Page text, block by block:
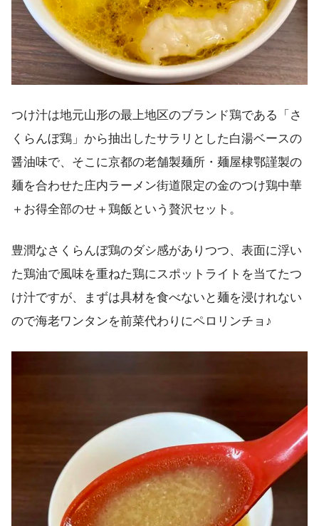
つけ汁は地元山形の最上地区のブランド鶏である「さ
くらんぼ鶏」から抽出したサラリとした白湯ベースの
醤油味で、そこに京都の老舗製麺所・麺屋棣鄂謹製の
麺を合わせた庄内ラーメン街道限定の金のつけ鶏中華
＋お得全部のせ＋鶏飯という贅沢セット。
豊潤なさくらんぼ鶏のダシ感がありつつ、表面に浮い
た鶏油で風味を重ねた鶏にスポットライトを当てたつ
け汁ですが、まずは具材を食べないと麺を浸けれない
ので海老ワンタンを前菜代わりにペロリンチョ♪